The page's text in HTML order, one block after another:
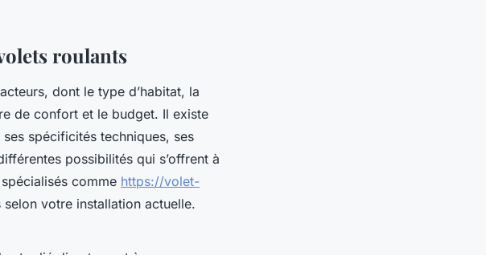
roulants
dont le type d’habitat, la
de confort et le budget. Il existe
spécificités techniques, ses
possibilités qui s’offrent à
comme https://volet-
votre installation actuelle.